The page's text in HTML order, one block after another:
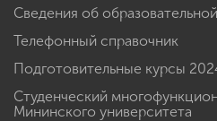
Сведения об
Телефонный справочник
Подготовительные курсы
Студенческий
Мининского университета